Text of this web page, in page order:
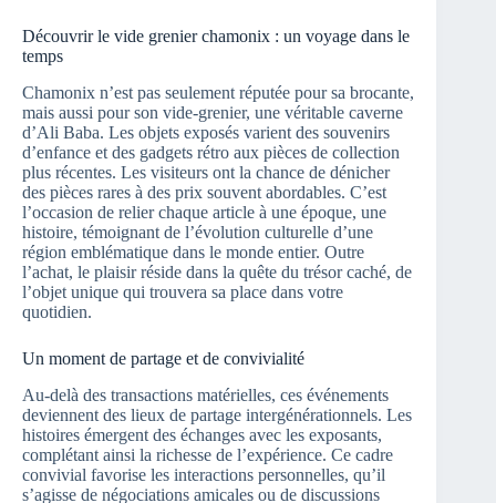
Découvrir le vide grenier chamonix : un voyage dans le
temps
Chamonix n’est pas seulement réputée pour sa brocante,
mais aussi pour son vide-grenier, une véritable caverne
d’Ali Baba. Les objets exposés varient des souvenirs
d’enfance et des gadgets rétro aux pièces de collection
plus récentes. Les visiteurs ont la chance de dénicher
des pièces rares à des prix souvent abordables. C’est
l’occasion de relier chaque article à une époque, une
histoire, témoignant de l’évolution culturelle d’une
région emblématique dans le monde entier. Outre
l’achat, le plaisir réside dans la quête du trésor caché, de
l’objet unique qui trouvera sa place dans votre
quotidien.
Un moment de partage et de convivialité
Au-delà des transactions matérielles, ces événements
deviennent des lieux de partage intergénérationnels. Les
histoires émergent des échanges avec les exposants,
complétant ainsi la richesse de l’expérience. Ce cadre
convivial favorise les interactions personnelles, qu’il
s’agisse de négociations amicales ou de discussions